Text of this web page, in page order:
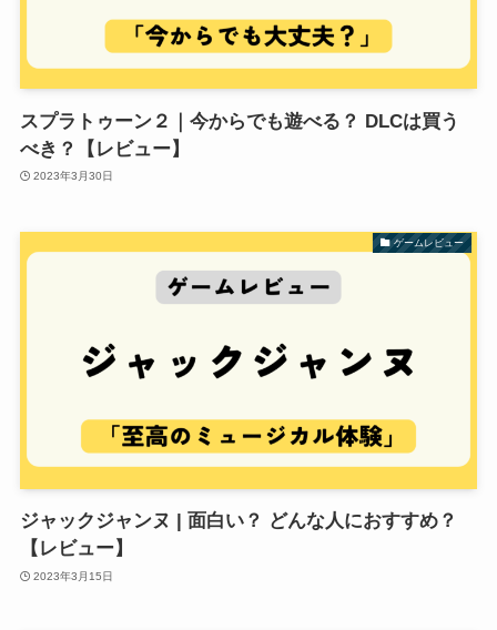
スプラトゥーン２｜今からでも遊べる？ DLCは買う
べき？【レビュー】
2023年3月30日
ゲームレビュー
ジャックジャンヌ | 面白い？ どんな人におすすめ？
【レビュー】
2023年3月15日